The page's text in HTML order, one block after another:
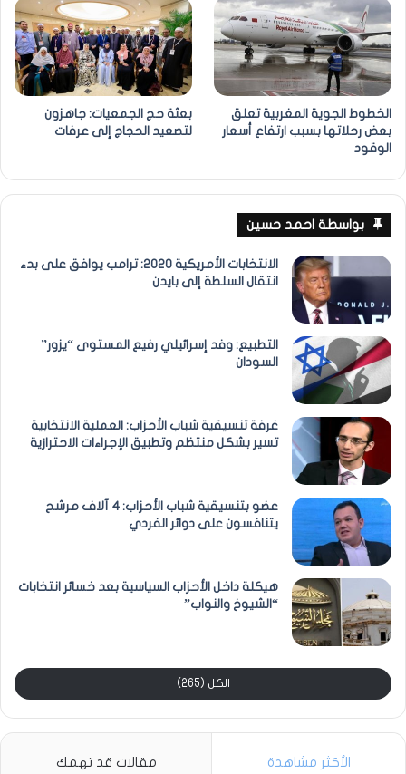
الخطوط الجوية المغربية تعلق
بعض رحلاتها بسبب ارتفاع أسعار
الوقود
بعثة حج الجمعيات: جاهزون
لتصعيد الحجاج إلى عرفات
بواسطة احمد حسين
الانتخابات الأمريكية 2020: ترامب يوافق على بدء
انتقال السلطة إلى بايدن
التطبيع: وفد إسرائيلي رفيع المستوى “يزور”
السودان
غرفة تنسيقية شباب الأحزاب: العملية الانتخابية
تسير بشكل منتظم وتطبيق الإجراءات الاحترازية
عضو بتنسيقية شباب الأحزاب: 4 آلاف مرشح
يتنافسون على دوائر الفردي
هيكلة داخل الأحزاب السياسية بعد خسائر انتخابات
“الشيوخ والنواب”
الكل (265)
الأكثر مشاهدة مقالات قد تهمك